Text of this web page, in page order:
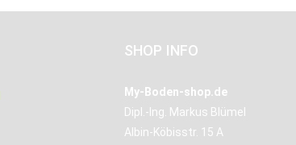
SHOP INFO
My-Boden-shop.de
Dipl.-Ing. Markus Blümel
Albin-Köbisstr. 15 A